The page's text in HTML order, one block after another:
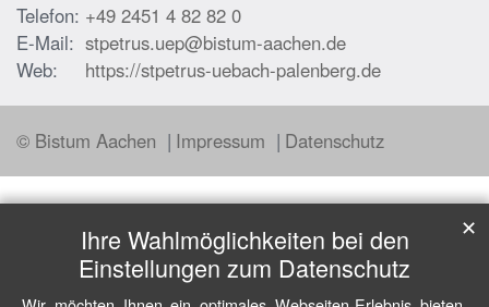
Telefon: +49 2451 4 82 82 0
E-Mail: stpetrus.uep@bistum-aachen.de
Web:
https://stpetrus-uebach-palenberg.de
© Bistum Aachen Impressum Datenschutz
Ihre Wahlmöglichkeiten bei den
Einstellungen zum Datenschutz
✕